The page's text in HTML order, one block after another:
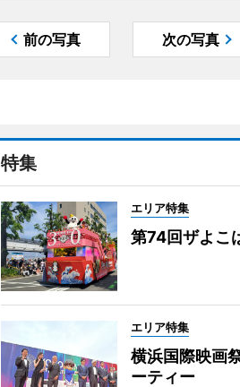
前の写真 次の写真
特集
エリア特集
第74回ザよ
エリア特集
横浜国際映画
ーティー